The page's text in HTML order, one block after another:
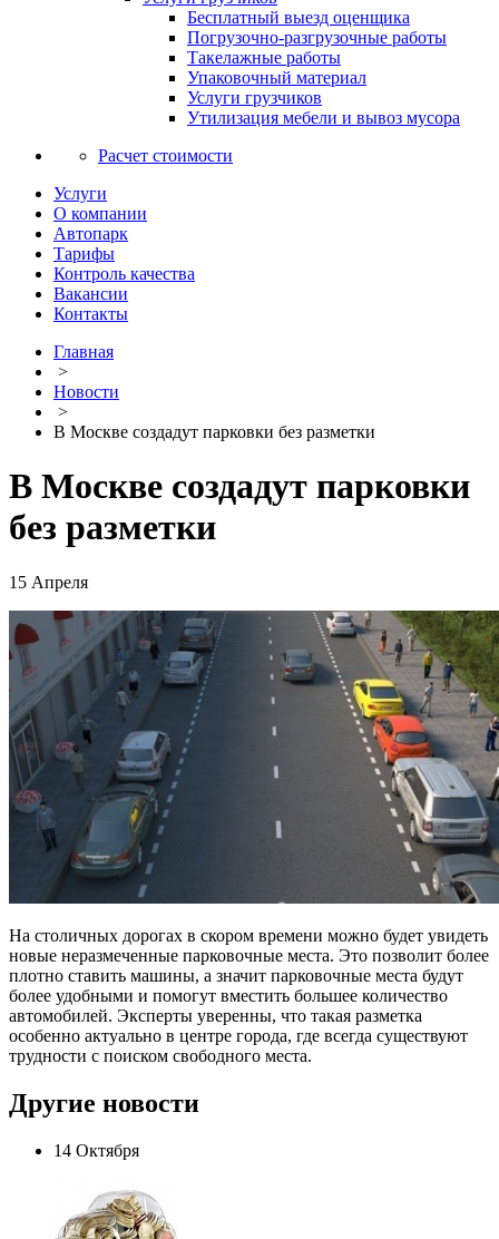
Бесплатный выезд оценщика
Погрузочно-разгрузочные работы
Такелажные работы
Упаковочный материал
Услуги грузчиков
Утилизация мебели и вывоз мусора
Расчет стоимости
Услуги
О компании
Автопарк
Тарифы
Контроль качества
Вакансии
Контакты
Главная
>
Новости
>
В Москве создадут парковки без разметки
В Москве создадут парковки
без разметки
15 Апреля
На столичных дорогах в скором времени можно будет увидеть
новые неразмеченные парковочные места. Это позволит более
плотно ставить машины, а значит парковочные места будут
более удобными и помогут вместить большее количество
автомобилей. Эксперты уверенны, что такая разметка
особенно актуально в центре города, где всегда существуют
трудности с поиском свободного места.
Другие новости
14 Октября